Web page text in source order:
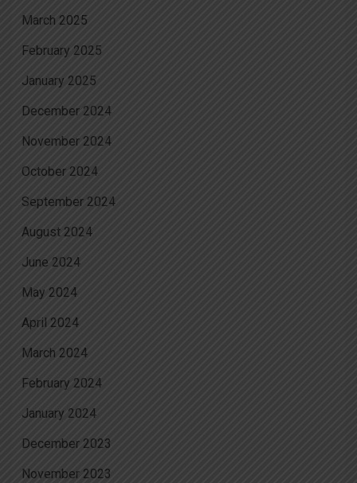
March 2025
February 2025
January 2025
December 2024
November 2024
October 2024
September 2024
August 2024
June 2024
May 2024
April 2024
March 2024
February 2024
January 2024
December 2023
November 2023